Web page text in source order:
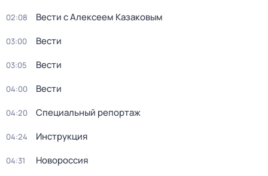
02:08 Вести с Алексеем Казаковым
03:00 Вести
03:05 Вести
04:00 Вести
04:20 Специальный репортаж
04:24 Инструкция
04:31 Новороссия